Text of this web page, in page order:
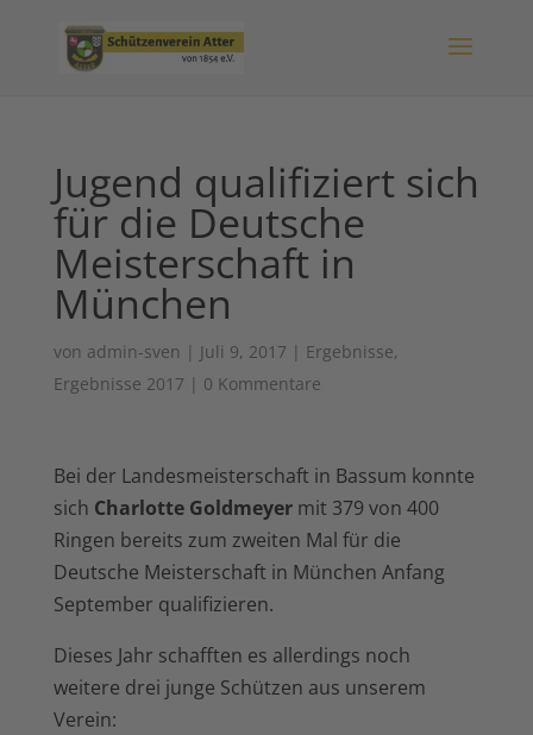
Jugend qualifiziert sich
für die Deutsche
Meisterschaft in
München
von admin-sven | Juli 9, 2017 | Ergebnisse,
Ergebnisse 2017 | 0 Kommentare
Bei der Landesmeisterschaft in Bassum konnte
sich Charlotte Goldmeyermit 379 von 400
Ringen bereits zum zweiten Mal für die
Deutsche Meisterschaft in München Anfang
September qualifizieren.
Dieses Jahr schafften es allerdings noch
weitere drei junge Schützen aus unserem
Verein: